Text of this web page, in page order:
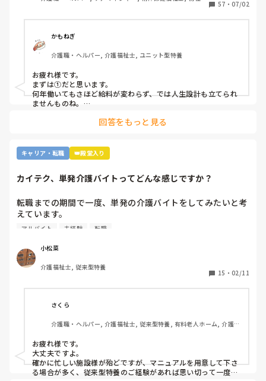
⑥施設を作りすぎているから。
⑦時間外労働が多いから。
⑧介護の業界人が綺麗事しか言わないから。
⑨人がいないのに新卒を優遇するから。
⑩未経験可の求人しかないから。
11マネジメント層がまともでないから。
12その他
57 ・ 07/02
かもねぎ
介護職・ヘルパー, 介護福祉士, ユニット型特養
お疲れ様です。
まずは①だと思います。
何年働いてもさほど給料が変わらず、では人生設計も立てられ
ませんものね。
回答をもっと見る
キャリア・転職 👑殿堂入り
カイテク、単発介護バイトってどんな感じですか？
転職までの期間で一度、単発の介護バイトをしてみたいと考
えています。
ですが単発バイトを求めてるってことはそれなりに忙しい施
かなか踏み出せずにいます。
もし経験ある方いらっしゃいましたら、どんな感じだったか
アルバイト 未経験 転職
小松菜
介護福祉士, 従来型特養
15 ・ 02/11
さくら
介護職・ヘルパー, 介護福祉士, 従来型特養, 有料老人ホーム, 介護老
実務者研修, ユニット型特養, 障害者支援施設
お疲れ様です。
大丈夫ですよ。
確かに忙しい施設様が殆どですが、マニュアルを用意して下さ
る場合が多く、従来型特養のご経験があれば思い切って一度働